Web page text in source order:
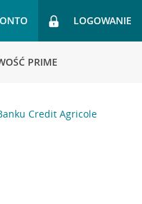
LOGOWANIE
PRIME
Credit Agricole